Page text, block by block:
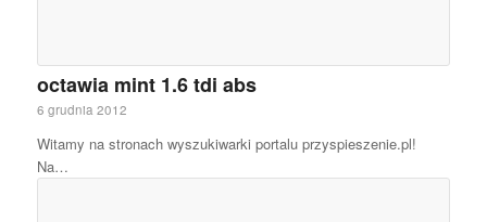
octawia mint 1.6 tdi abs
6 grudnia 2012
Witamy na stronach wyszukiwarki portalu przyspieszenie.pl!
Na…